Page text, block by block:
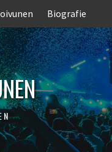
Biografie